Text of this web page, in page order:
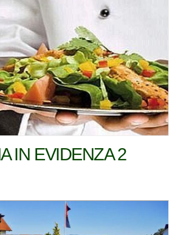
IN EVIDENZA 2